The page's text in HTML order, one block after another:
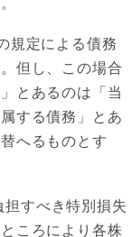
規定による債務
但し、この場合
とあるのは「当
する債務」とあ
へるものとす
すべき特別損失
ころにより各株